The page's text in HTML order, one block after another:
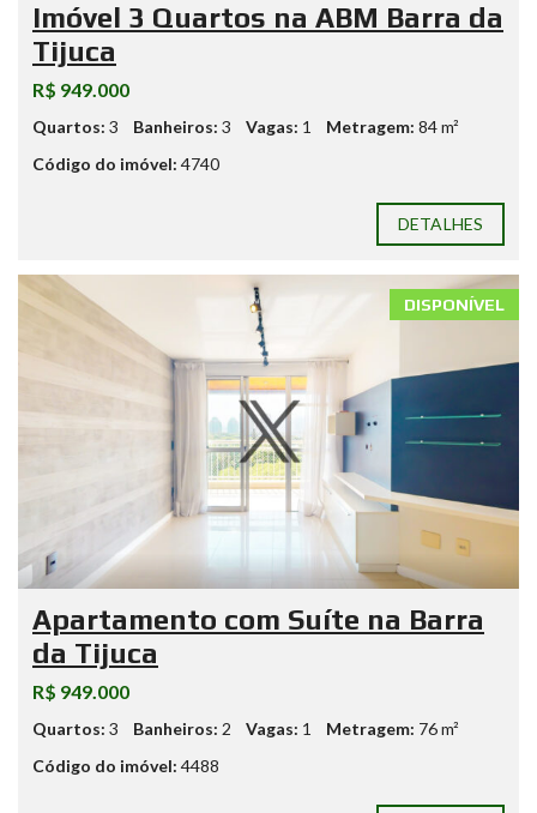
Imóvel 3 Quartos na ABM Barra da
Tijuca
R$ 949.000
Quartos: 3 Banheiros: 3 Vagas: 1 Metragem: 84 m²
Código do imóvel: 4740
DETALHES
DISPONÍVEL
Apartamento com Suíte na Barra
da Tijuca
R$ 949.000
Quartos: 3 Banheiros: 2 Vagas: 1 Metragem: 76 m²
Código do imóvel: 4488